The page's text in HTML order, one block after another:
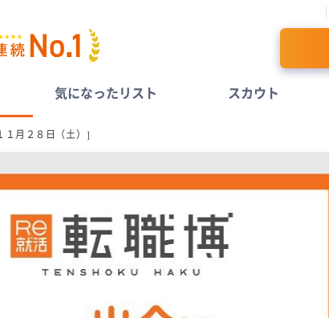
気になったリスト スカウト
月２８日（土）］